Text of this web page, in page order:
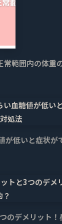
常範囲内の体重
が低いと症状が
のデメリット！